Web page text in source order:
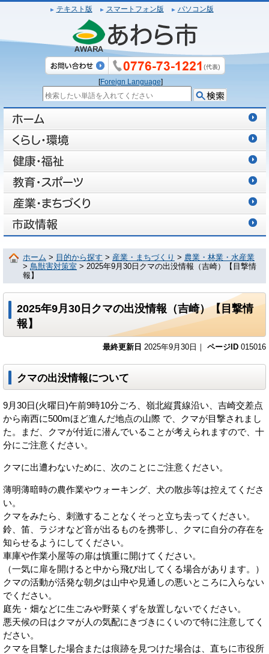
テキスト版 スマートフォン版 パソコン版
[Foreign Language]
ホーム > 目的から探す > 産業・まちづくり > 農業・林業・水産業
> 鳥獣害対策室 > 2025年9月30日クマの出没情報（吉崎）【目撃情
報】
2025年9月30日クマの出没情報（吉崎）【目撃情
報】
最終更新日 2025年9月30日｜ ページID 015016
クマの出没情報について
9月30日(火曜日)午前9時10分ごろ、嶺北縦貫線沿い、吉崎交差点
から南西に500mほど進んだ地点の山際 で、クマが目撃されまし
た。まだ、クマが付近に潜んでいることが考えられますので、十
分にご注意ください。
クマに出遭わないために、次のことにご注意ください。
薄明薄暗時の農作業やウォーキング、犬の散歩等は控えてくださ
い。
クマをみたら、刺激することなくそっと立ち去ってください。
鈴、笛、ラジオなど音が出るものを携帯し、クマに自分の存在を
知らせるようにしてください。
車庫や作業小屋等の扉は慎重に開けてください。
（一気に扉を開けると中から飛び出してくる場合があります。）
クマの活動が活発な朝夕は山中や見通しの悪いところに入らない
でください。
庭先・畑などに生ごみや野菜くずを放置しないでください。
悪天候の日はクマが人の気配にきづきにくいので特に注意してく
ださい。
クマを目撃した場合または痕跡を見つけた場合は、直ちに市役所